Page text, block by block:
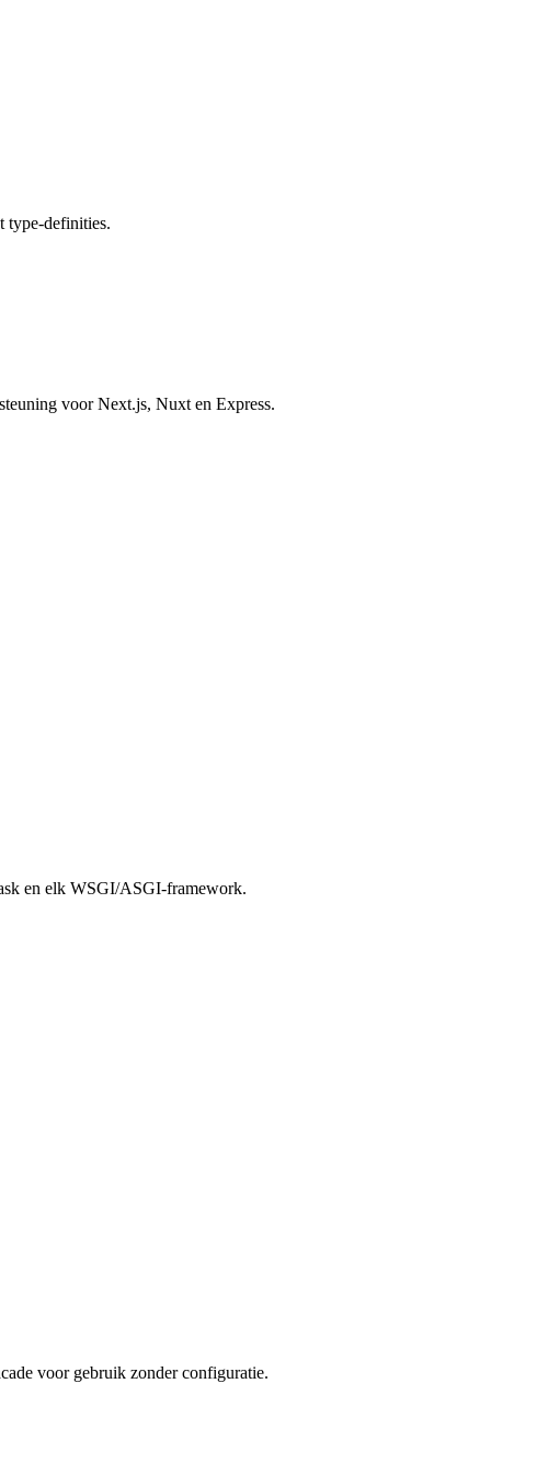
type-definities.
voor Next.js, Nuxt en Express.
en elk WSGI/ASGI-framework.
voor gebruik zonder configuratie.